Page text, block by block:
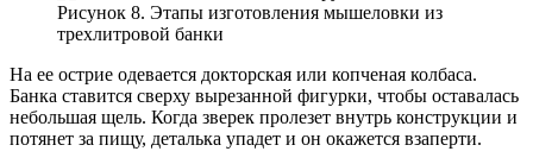
Рисунок 8. Этапы изготовления мышеловки из
трехлитровой банки
На ее острие одевается докторская или копченая колбаса.
Банка ставится сверху вырезанной фигурки, чтобы оставалась
небольшая щель. Когда зверек пролезет внутрь конструкции и
потянет за пищу, деталька упадет и он окажется взаперти.